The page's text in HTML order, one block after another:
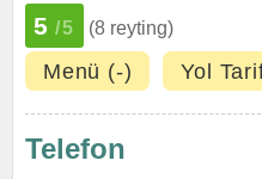
5 /5 (8 reyting)
Menü (-) Yol
Telefon